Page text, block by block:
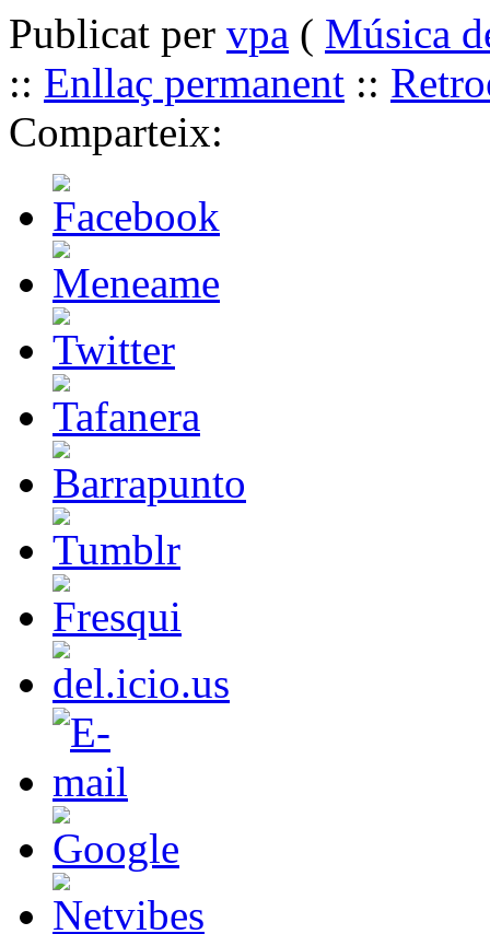
Publicat per vpa ( Música
:: Enllaç permanent ::
Comparteix: